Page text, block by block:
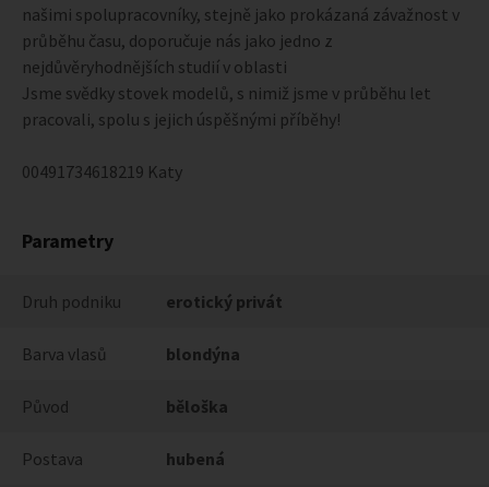
našimi spolupracovníky, stejně jako prokázaná závažnost v
průběhu času, doporučuje nás jako jedno z
nejdůvěryhodnějších studií v oblasti
Jsme svědky stovek modelů, s nimiž jsme v průběhu let
pracovali, spolu s jejich úspěšnými příběhy!
00491734618219 Katy
Parametry
Druh podniku erotický privát
Barva vlasů blondýna
Původ běloška
Postava hubená